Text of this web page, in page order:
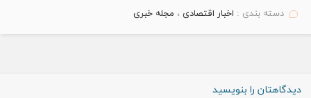
دسته بندی : اخبار اقتصادی ، مجله خبری
دیدگاهتان را بنویسید